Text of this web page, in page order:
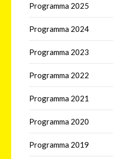
Programma 2025
Programma 2024
Programma 2023
Programma 2022
Programma 2021
Programma 2020
Programma 2019